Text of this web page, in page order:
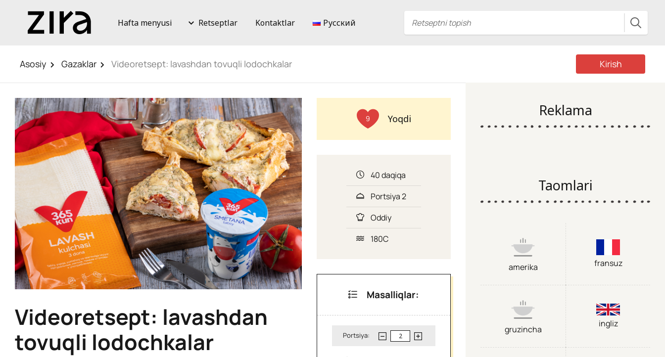
Hafta menyusi Retseptlar Kontaktlar Русский
Asosiy Gazaklar Videoretsept: lavashdan tovuqli lodochkalar Kirish
Videoretsept: lavashdan
tovuqli lodochkalar
9 Yoqdi
40 daqiqa
Portsiya 2
Oddiy
180C
Masalliqlar:
Portsiya:
Reklama
Taomlari
amerika fransuz
gruzincha
ingliz